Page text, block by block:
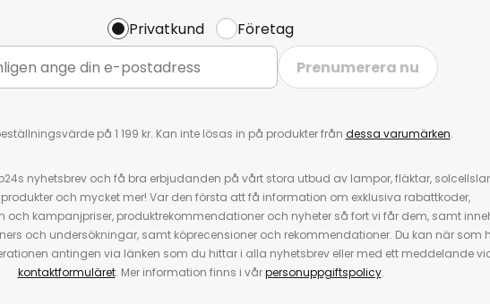
Privatkund
Företag
Prenumerera nu
på 1 199 kr. Kan inte lösas in på produkter från dessa varumärken.
nyhetsbrev och få bra erbjudanden på vårt stora utbud av lampor, fläktar,
och mycket mer! Var den första att få information om exklusiva rabattkoder,
och kampanjpriser, produktrekommendationer och nyheter så fort vi får dem, samt
och undersökningar, samt köprecensioner och rekommendationer. Du kan när som
antingen via länken som du hittar i alla nyhetsbrev eller med ett meddelande
kontaktformuläret. Mer information finns i vårpersonuppgiftspolicy.